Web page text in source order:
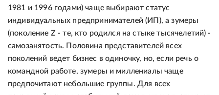
1981 и 1996 годами) чаще выбирают статус
индивидуальных предпринимателей (ИП), а зумеры
(поколение Z - те, кто родился на стыке тысячелетий) -
самозанятость. Половина представителей всех
поколений ведет бизнес в одиночку, но, если речь о
командной работе, зумеры и миллениалы чаще
предпочитают небольшие группы. Для всех